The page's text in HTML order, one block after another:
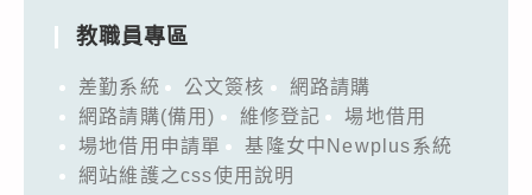
教職員專區
差勤系統 公文簽核
網路請購
網路請購(備用)
維修登記
場地借用
場地借用申請單
基隆女中Newplus系統
網站維護之css使用說明